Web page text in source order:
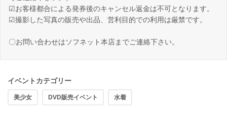
☑お客様都合による発券後のキャンセル返金は不可となります。
☑撮影した写真の販売や出品、営利目的での利用は厳禁です。
〇お問い合わせはソフネット本店までご連絡下さい。
イベントカテゴリー
美少女 DVD販売イベント 水着